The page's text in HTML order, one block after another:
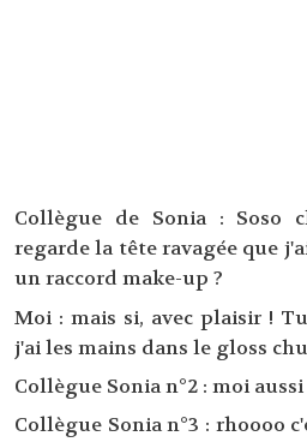
Collègue de Sonia : Soso
regarde la tête ravagée que
un raccord make-up ?
Moi : mais si, avec plaisir !
j'ai les mains dans le gloss
Collègue Sonia n°2 : moi aussi
Collègue Sonia n°3 : rhoooo